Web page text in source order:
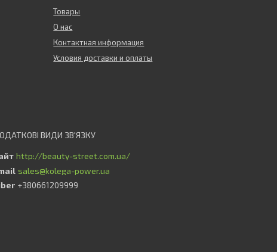
Товары
О нас
Контактная информация
Условия доставки и оплаты
http://beauty-street.com.ua/
sales@kolega-power.ua
+380661209999